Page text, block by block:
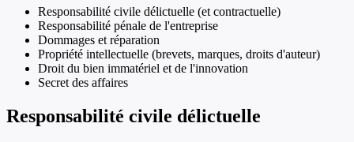
Responsabilité civile délictuelle (et contractuelle)
Responsabilité pénale de l'entreprise
Dommages et réparation
Propriété intellectuelle (brevets, marques, droits d'auteur)
Droit du bien immatériel et de l'innovation
Secret des affaires
Responsabilité civile délictuelle